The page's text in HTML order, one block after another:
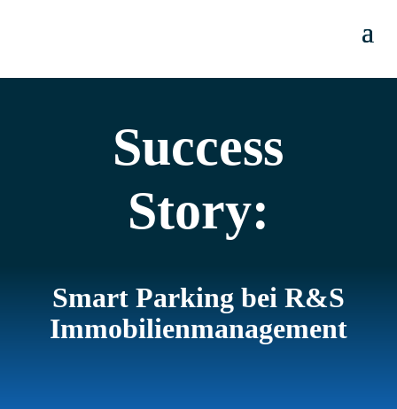
Success
Story:
Smart Parking bei R&S
Immobilienmanagement